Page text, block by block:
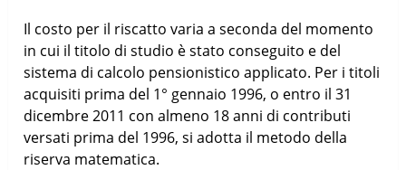
Il costo per il riscatto varia a seconda del momento
in cui il titolo di studio è stato conseguito e del
sistema di calcolo pensionistico applicato. Per i titoli
acquisiti prima del 1° gennaio 1996, o entro il 31
dicembre 2011 con almeno 18 anni di contributi
versati prima del 1996, si adotta il metodo della
riserva matematica.